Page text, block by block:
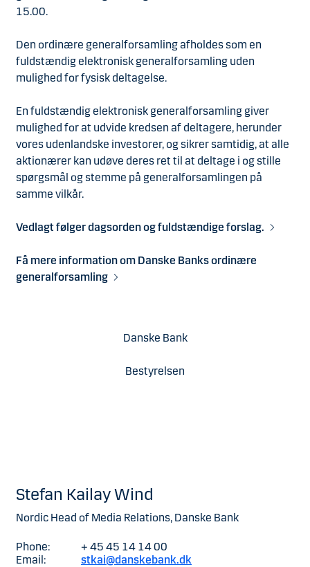
15.00.
Den ordinære generalforsamling afholdes som en
fuldstændig elektronisk generalforsamling uden
mulighed for fysisk deltagelse.
En fuldstændig elektronisk generalforsamling giver
mulighed for at udvide kredsen af deltagere, herunder
vores udenlandske investorer, og sikrer samtidig, at alle
aktionærer kan udøve deres ret til at deltage i og stille
spørgsmål og stemme på generalforsamlingen på
samme vilkår.
Vedlagt følger dagsorden og fuldstændige forslag.
Få mere information om Danske Banks ordinære
generalforsamling
Danske Bank
Bestyrelsen
Stefan Kailay Wind
Nordic Head of Media Relations, Danske Bank
Phone:
+ 45 45 14 14 00
Email:
stkai@danskebank.dk